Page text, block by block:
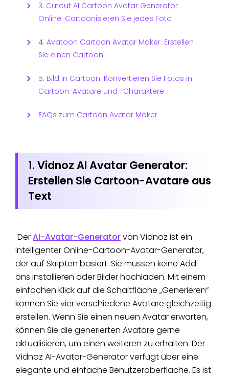
3. Cutout AI Cartoon Avatar Generator
Online: Cartoonisieren Sie jedes Foto
4. Avatoon Cartoon Avatar Maker: Erstellen
Sie einen Cartoon
5. Bild in Cartoon: Konvertieren Sie Fotos in
Cartoon-Avatare und -Charaktere
FAQs zum Cartoon Avatar Maker
1. Vidnoz AI Avatar Generator:
Erstellen Sie Cartoon-Avatare aus
Text
DerAI-Avatar-Generatorvon Vidnoz ist ein
intelligenter Online-Cartoon-Avatar-Generator,
der auf Skripten basiert. Sie müssen keine Add-
ons installieren oder Bilder hochladen. Mit einem
einfachen Klick auf die Schaltfläche „Generieren“
können Sie vier verschiedene Avatare gleichzeitig
erstellen. Wenn Sie einen neuen Avatar erwarten,
können Sie die generierten Avatare gerne
aktualisieren, um einen weiteren zu erhalten. Der
Vidnoz AI-Avatar-Generator verfügt über eine
elegante und einfache Benutzeroberfläche. Es ist